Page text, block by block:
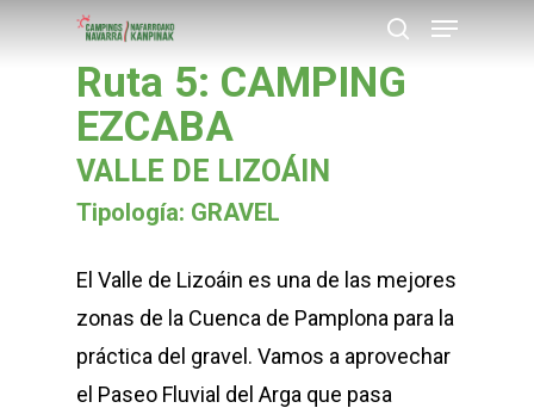
Menu
Ruta 5: CAMPING
EZCABA
VALLE DE LIZOÁIN
Tipología: GRAVEL
El Valle de Lizoáin es una de las mejores
zonas de la Cuenca de Pamplona para la
práctica del gravel. Vamos a aprovechar
el Paseo Fluvial del Arga que pasa